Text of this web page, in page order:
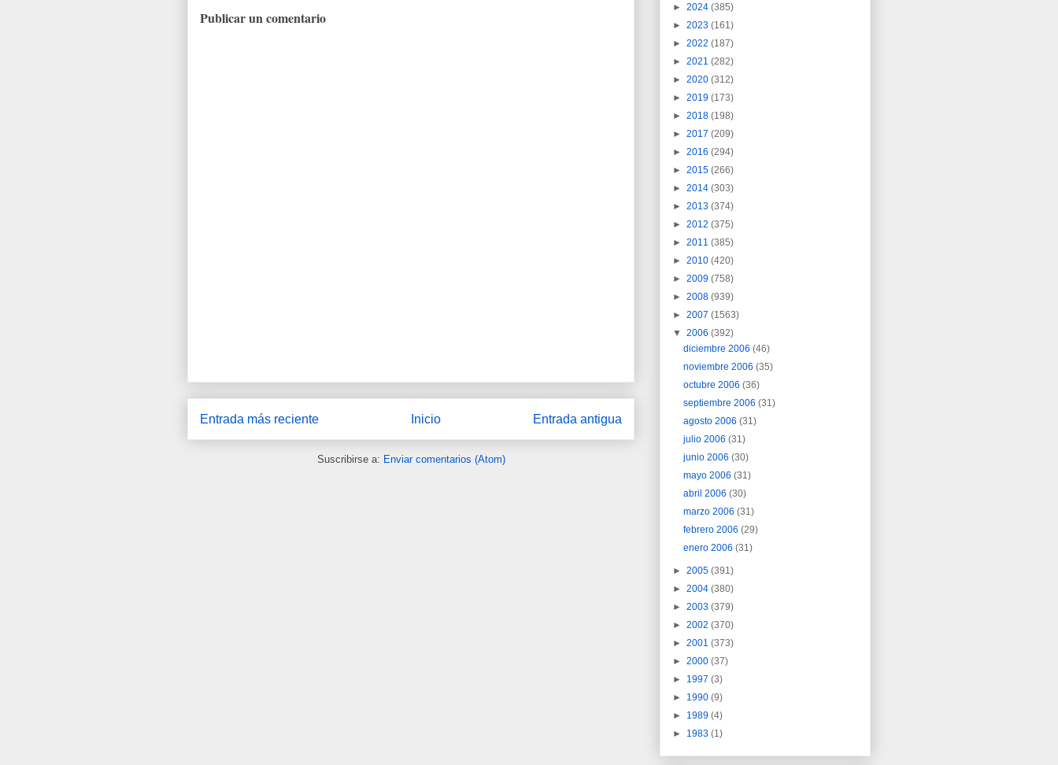
Publicar un comentario
Entrada más reciente Entrada antigua
Inicio
Suscribirse a: Enviar comentarios (Atom)
► 2024 (385)
► 2023 (161)
► 2022 (187)
► 2021 (282)
► 2020 (312)
► 2019 (173)
► 2018 (198)
► 2017 (209)
► 2016 (294)
► 2015 (266)
► 2014 (303)
► 2013 (374)
► 2012 (375)
► 2011 (385)
► 2010 (420)
► 2009 (758)
► 2008 (939)
► 2007 (1563)
▼ 2006 (392)
diciembre 2006(46)
noviembre 2006(35)
octubre 2006(36)
septiembre 2006(31)
agosto 2006(31)
julio 2006(31)
junio 2006(30)
mayo 2006(31)
abril 2006(30)
marzo 2006(31)
febrero 2006(29)
enero 2006(31)
► 2005 (391)
► 2004 (380)
► 2003 (379)
► 2002 (370)
► 2001 (373)
► 2000 (37)
► 1997 (3)
► 1990 (9)
► 1989 (4)
► 1983 (1)